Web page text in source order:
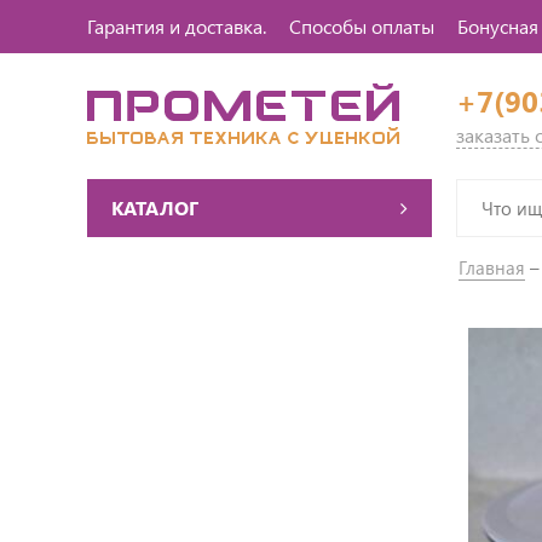
Гарантия и доставка. Способы оплаты
заказать
КАТАЛОГ
Главная